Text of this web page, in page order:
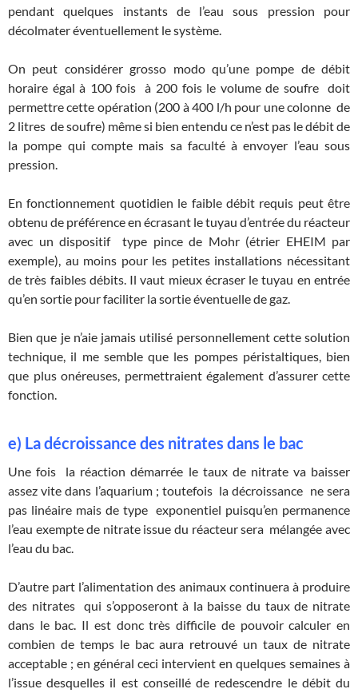
pendant quelques instants de l’eau sous pression pour
décolmater éventuellement le système.
On peut considérer grosso modo qu’une pompe de débit
horaire égal à 100 fois à 200 fois le volume de soufre doit
permettre cette opération (200 à 400 l/h pour une colonne de
2 litres de soufre) même si bien entendu ce n’est pas le débit de
la pompe qui compte mais sa faculté à envoyer l’eau sous
pression.
En fonctionnement quotidien le faible débit requis peut être
obtenu de préférence en écrasant le tuyau d’entrée du réacteur
avec un dispositif type pince de Mohr (étrier EHEIM par
exemple), au moins pour les petites installations nécessitant
de très faibles débits. Il vaut mieux écraser le tuyau en entrée
qu’en sortie pour faciliter la sortie éventuelle de gaz.
Bien que je n’aie jamais utilisé personnellement cette solution
technique, il me semble que les pompes péristaltiques, bien
que plus onéreuses, permettraient également d’assurer cette
fonction.
e) La décroissance des nitrates dans le bac
Une fois la réaction démarrée le taux de nitrate va baisser
assez vite dans l’aquarium ; toutefois la décroissance ne sera
pas linéaire mais de type exponentiel puisqu’en permanence
l’eau exempte de nitrate issue du réacteur sera mélangée avec
l’eau du bac.
D’autre part l’alimentation des animaux continuera à produire
des nitrates qui s’opposeront à la baisse du taux de nitrate
dans le bac. Il est donc très difficile de pouvoir calculer en
combien de temps le bac aura retrouvé un taux de nitrate
acceptable ; en général ceci intervient en quelques semaines à
l’issue desquelles il est conseillé de redescendre le débit du